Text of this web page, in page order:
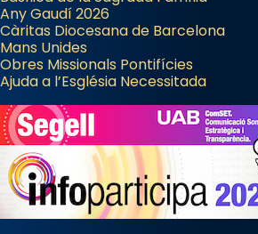
Any Gaudí 2026
Càritas Diocesana de Barcelona
Mans Unides
Obres Missionals Pontifícies
Ajuda a l’Església Necessitada